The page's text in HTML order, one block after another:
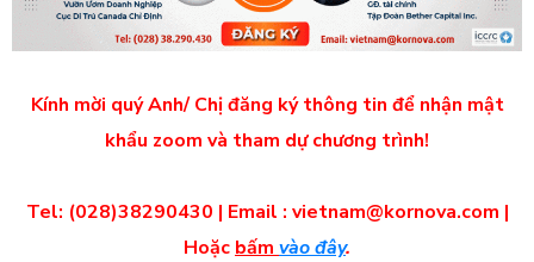
Kính mời quý Anh/ Chị đăng ký thông tin để nhận mật
khẩu zoom và tham dự chương trình!
Tel: (028)38290430 | Email : vietnam@kornova.com |
Hoặc bấm vào đây.